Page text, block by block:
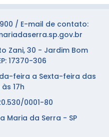
/ E-mail de contato:
Zani, 30 - Jardim Bom
17370-306
feira a Sexta-feira das
17h
0001-80
Maria da Serra - SP